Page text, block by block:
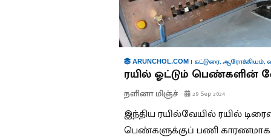
ARUNCHOL.COM | கட்டுரை,ஆரோக்கியம்,
ரயில் ஓட்டும்
நளினா மிஞ்ச் 29 Sep 2024
இந்திய ரயில்வேயில் ரயில்
பெண்களுக்குப் பணி காரணமாக